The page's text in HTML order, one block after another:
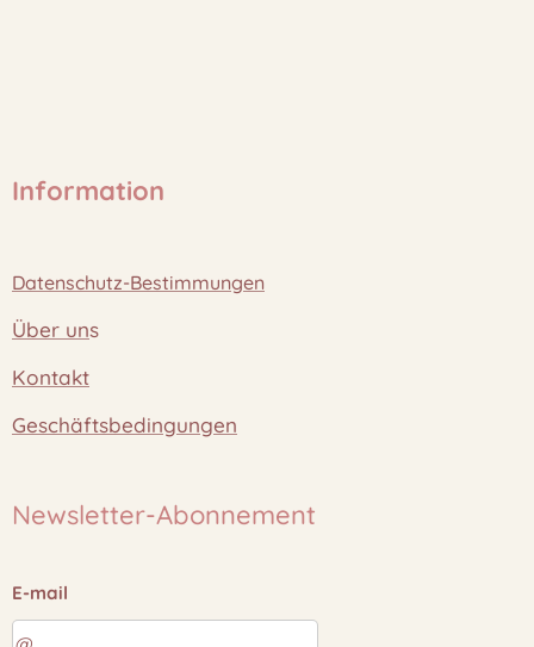
Information
Datenschutz-Bestimmungen
Über uns
Kontakt
Geschäftsbedingungen
Newsletter-Abonnement
E-mail